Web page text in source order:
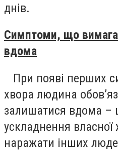
днів.
Симптоми, що
вдома
При появі перших
хвора людина
залишатися вдома –
ускладнення власної
наражати інших